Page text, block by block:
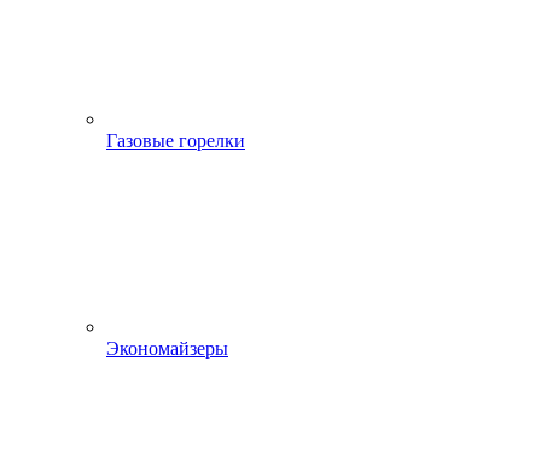
Газовые горелки
Экономайзеры